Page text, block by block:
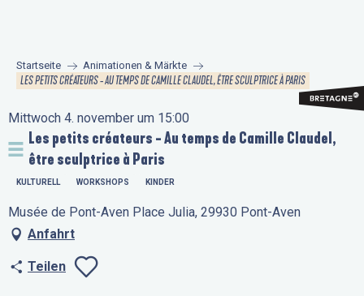
principal
Startseite Animationen & Märkte
LES PETITS CRÉATEURS - AU TEMPS DE CAMILLE CLAUDEL, ÊTRE SCULPTRICE À PARIS
Mittwoch 4. november um 15:00
Les petits créateurs - Au temps de Camille Claudel,
être sculptrice à Paris
KULTURELL WORKSHOPS KINDER
Musée de Pont-Aven Place Julia, 29930 Pont-Aven
Anfahrt
Teilen